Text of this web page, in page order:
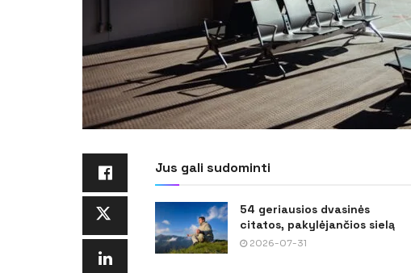
Jus gali sudominti
54 geriausios dvasinės
citatos, pakylėjančios sielą
2026-07-31